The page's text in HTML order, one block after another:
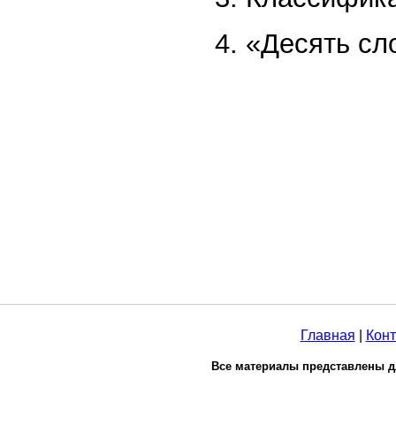
4. «Десять
Главная
Все материалы представлены